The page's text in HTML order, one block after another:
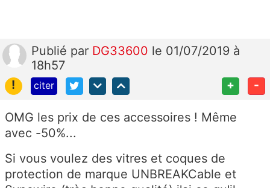
Publié par DG33600 le 01/07/2019 à
18h57
!
citer + -
OMG les prix de ces accessoires ! Même
avec -50%...
Si vous voulez des vitres et coques de
protection de marque UNBREAKCable et